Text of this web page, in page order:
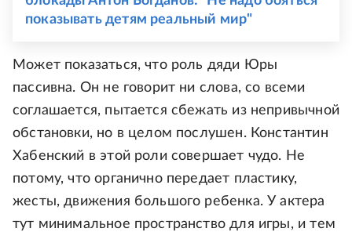
показывать детям реальный мир"
Может показаться, что роль дяди Юры
пассивна. Он не говорит ни слова, со всеми
соглашается, пытается сбежать из непривычной
обстановки, но в целом послушен. Константин
Хабенский в этой роли совершает чудо. Не
потому, что органично передает пластику,
жесты, движения большого ребенка. У актера
тут минимальное пространство для игры, и тем